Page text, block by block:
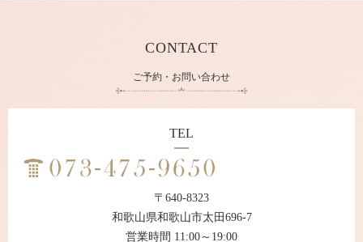
CONTACT
ご予約・お問い合わせ
TEL
〒640-8323
和歌山県和歌山市太田696-7
営業時間 11:00～19:00